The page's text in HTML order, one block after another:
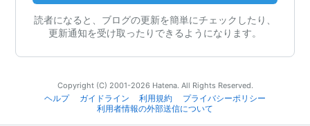
読者になると、ブログの更新を簡単にチェックしたり、
更新通知を受け取ったりできるようになります。
Copyright (C) 2001-2026 Hatena. All Rights Reserved.
ヘルプ
ガイドライン 利用規約
プライバシーポリシー
利用者情報の外部送信について